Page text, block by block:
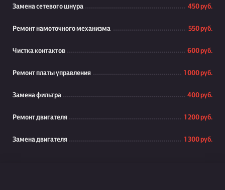
Замена сетевого шнура 450 руб.
Ремонт намоточного механизма 550 руб.
Чистка контактов 600 руб.
Ремонт платы управления 1 000 руб.
Замена фильтра 400 руб.
Ремонт двигателя 1 200 руб.
Замена двигателя 1 300 руб.